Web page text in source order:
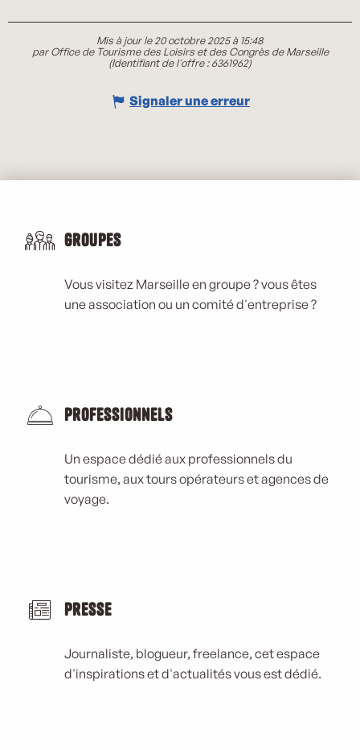
Mis à jour le 20 octobre 2025 à 15:48
par Office de Tourisme des Loisirs et des Congrès de Marseille
(Identifiant de l'offre :6361962)
Signaler une erreur
Groupes
Vous visitez Marseille en groupe ? vous êtes
une association ou un comité d'entreprise ?
Professionnels
Un espace dédié aux professionnels du
tourisme, aux tours opérateurs et agences de
voyage.
Presse
Journaliste, blogueur, freelance, cet espace
d'inspirations et d'actualités vous est dédié.